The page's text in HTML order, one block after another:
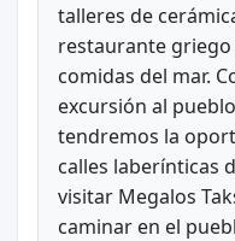
talleres de
restaurante
comidas del mar.
excursión al
tendremos la
calles laberínticas
visitar Megalos
caminar en el